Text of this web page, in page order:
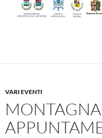
VARI EVENTI